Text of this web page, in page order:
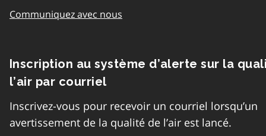
Communiquez avec nous
Inscription au système d’alerte sur la
l’air par courriel
Inscrivez-vous pour recevoir un courriel lorsqu’un
avertissement de la qualité de l’air est lancé.